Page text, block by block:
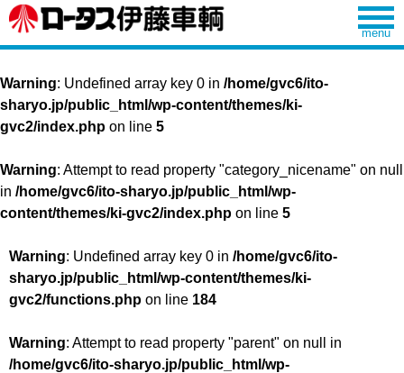
Warning: Undefined array key 0 in /home/gvc6/ito-
sharyo.jp/public_html/wp-content/themes/ki-
gvc2/index.php on line 5
Warning: Attempt to read property "category_nicename" on null
in /home/gvc6/ito-sharyo.jp/public_html/wp-
content/themes/ki-gvc2/index.php on line 5
Warning: Undefined array key 0 in /home/gvc6/ito-
sharyo.jp/public_html/wp-content/themes/ki-
gvc2/functions.php on line 184
Warning: Attempt to read property "parent" on null in
/home/gvc6/ito-sharyo.jp/public_html/wp-